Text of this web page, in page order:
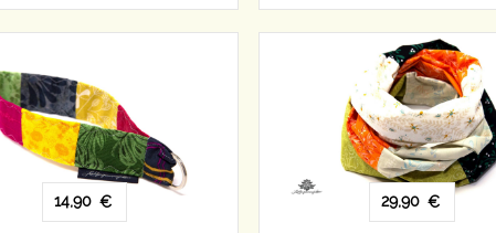
14,90 € 29,90 €